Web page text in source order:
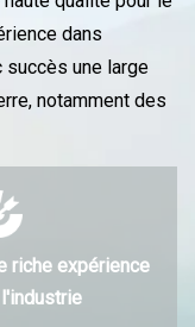
dans
succès une large
notamment des
riche expérience